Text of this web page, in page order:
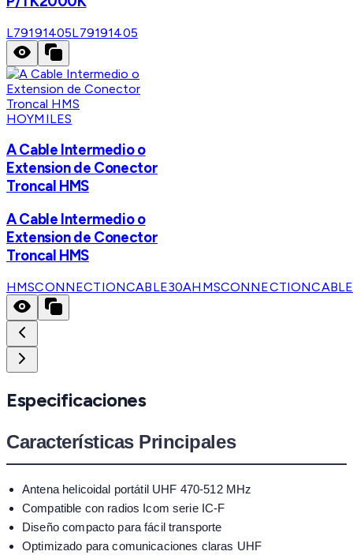
L79191405L79191405
HOYMILES
A Cable Intermedio o
Extension de Conector
Troncal HMS
A Cable Intermedio o
Extension de Conector
Troncal HMS
HMSCONNECTIONCABLE30A
Especificaciones
Características Principales
Antena helicoidal portátil UHF 470-512 MHz
Compatible con radios Icom serie IC-F
Diseño compacto para fácil transporte
Optimizado para comunicaciones claras UHF